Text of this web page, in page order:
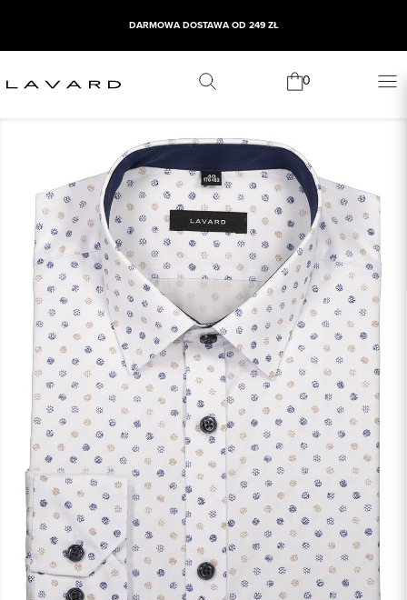
DARMOWA DOSTAWA OD 249 ZŁ
0